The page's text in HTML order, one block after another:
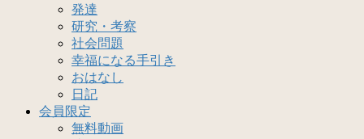
発達
研究・考察
社会問題
幸福になる手引き
おはなし
日記
会員限定
無料動画